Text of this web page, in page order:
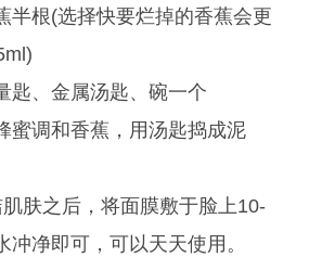
根(选择快要烂掉的香蕉会更
、金属汤匙、碗一个
调和香蕉，用汤匙捣成泥
之后，将面膜敷于脸上10-
冲净即可，可以天天使用。